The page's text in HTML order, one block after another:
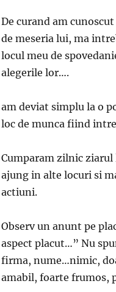
De curand am
de meseria lui, ma
locul meu de
alegerile lor….
am deviat simplu la o
loc de munca fiind
Cumparam zilnic ziarul
ajung in alte locuri si
actiuni.
Observ un anunt pe
aspect placut…” Nu
firma, nume…nimic,
amabil, foarte frumos,